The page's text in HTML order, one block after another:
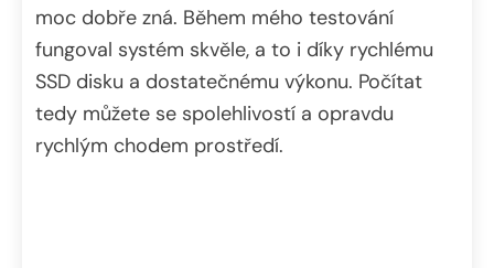
moc dobře zná. Během mého testování
fungoval systém skvěle, a to i díky rychlému
SSD disku a dostatečnému výkonu. Počítat
tedy můžete se spolehlivostí a opravdu
rychlým chodem prostředí.